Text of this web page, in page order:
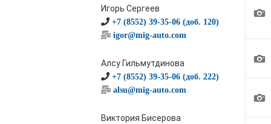
Игорь Сергеев
+7 (8552) 39-35-06 (доб. 120)
igor@mig-auto.com
Алсу Гильмутдинова
+7 (8552) 39-35-06 (доб. 222)
alsu@mig-auto.com
Виктория Бисерова
1
1
1